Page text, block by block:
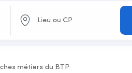
métiers du BTP